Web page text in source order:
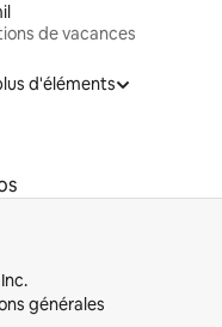
de vacances
d'éléments
générales